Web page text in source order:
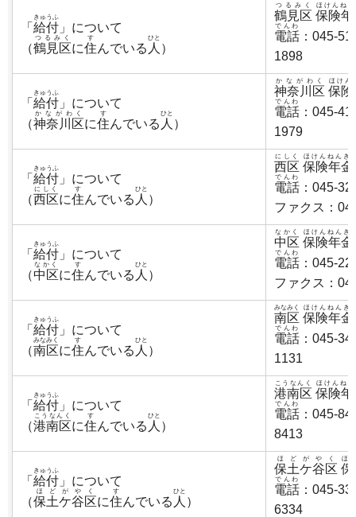
「 給付
きゅうふ
」について
（鶴見区
つるみく
に住
す
んでいる 人
ひと
）
鶴見区
つるみく
保険
ほけんね
電話
でんわ
：045-
1898
「 給付
きゅうふ
」について
（神奈川区
かながわく
に住
す
んでいる 人
ひと
）
神奈川区
かながわく
保
ほけん
電話
でんわ
：045-
1979
「 給付
きゅうふ
」について
（西区
にしく
に住
す
んでいる 人
ひと
）
西区
にしく
保険年金
ほけんねんき
電話
でんわ
：045-
ファクス：
「 給付
きゅうふ
」について
（中区
なかく
に住
す
んでいる 人
ひと
）
中区
なかく
保険年金
ほけんねんき
電話
でんわ
：045-
ファクス：
「 給付
きゅうふ
」について
（南区
みなみく
に住
す
んでいる 人
ひと
）
南区
みなみく
保険年金
ほけんねんき
電話
でんわ
：045-
1131
「 給付
きゅうふ
」について
（港南区
こうなんく
に住
す
んでいる 人
ひと
）
港南区
こうなんく
保険
ほけんね
電話
でんわ
：045-
8413
「 給付
きゅうふ
」について
（保土ケ谷区
ほどがやく
に住
す
んでいる 人
ひと
）
保土ケ谷区
ほどがやく
保
ほ
電話
でんわ
：045-
6334